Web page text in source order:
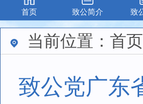
首页 致公简介 致
当前位置：首
致公党广东